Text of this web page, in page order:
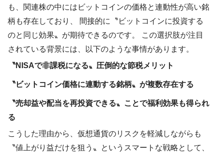
も、関連株の中にはビットコインの価格と連動性が高い銘
柄も存在しており、 間接的に〝ビットコインに投資する
のと同じ効果〟が期待できるのです。 この選択肢が注目
されている背景には、以下のような事情があります。
〝NISAで非課税になる〟圧倒的な節税メリット
〝ビットコイン価格に連動する銘柄〟が複数存在する
〝売却益や配当を再投資できる〟ことで福利効果も得られ
る
こうした理由から、仮想通貨のリスクを軽減しながらも
〝値上がり益だけを狙う〟というスマートな戦略として、